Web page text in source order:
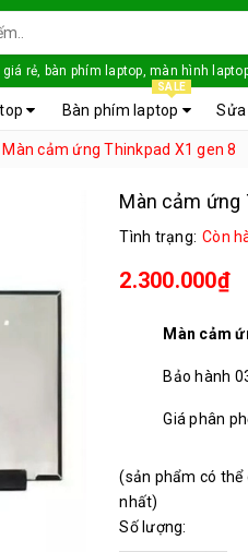
rẻ, bàn phím laptop, màn hình
Bàn phím laptop
SALE
Màn cảm ứng Thinkpad X1 gen 8
Màn cảm ứng
Tình trạng: Còn
2.300.000₫
Màn cảm
Bảo hành
Giá phân
(sản phẩm có thể
nhất)
Số lượng: